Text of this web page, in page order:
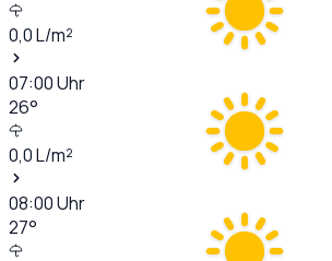
0,0L/m²
07:00Uhr
26°
0,0L/m²
08:00Uhr
27°